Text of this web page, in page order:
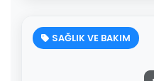
SAĞLIK VE BAKIM